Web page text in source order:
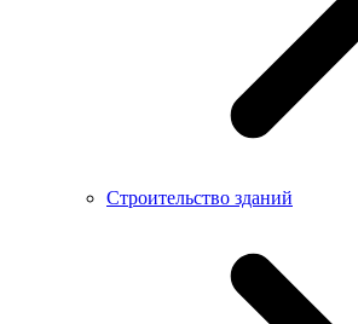
Строительство зданий